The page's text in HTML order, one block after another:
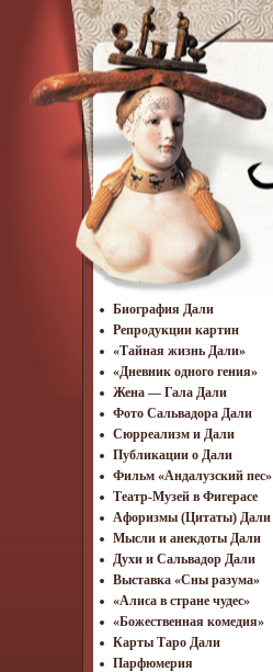
Биография Дали
Репродукции картин
«Тайная жизнь Дали»
«Дневник одного гения»
Жена — Гала Дали
Фото Сальвадора Дали
Cюрреализм и Дали
Публикации о Дали
Фильм «Андалузский пес»
Театр-Музей в Фигерасе
Афоризмы (Цитаты) Дали
Мысли и анекдоты Дали
Духи и Сальвадор Дали
Выставка «Сны разума»
«Алиса в стране чудес»
«Божественная комедия»
Карты Таро Дали
Парфюмерия